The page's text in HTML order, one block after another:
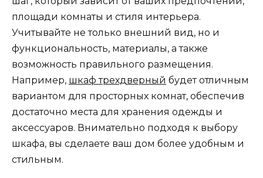
площади комнаты и стиля интерьера.
Учитывайте не только внешний вид, но и
функциональность, материалы, а также
возможность правильного размещения.
Например, шкаф трехдверный будет отличным
вариантом для просторных комнат, обеспечив
достаточно места для хранения одежды и
аксессуаров. Внимательно подходя к выбору
шкафа, вы сделаете ваш дом более удобным и
стильным.